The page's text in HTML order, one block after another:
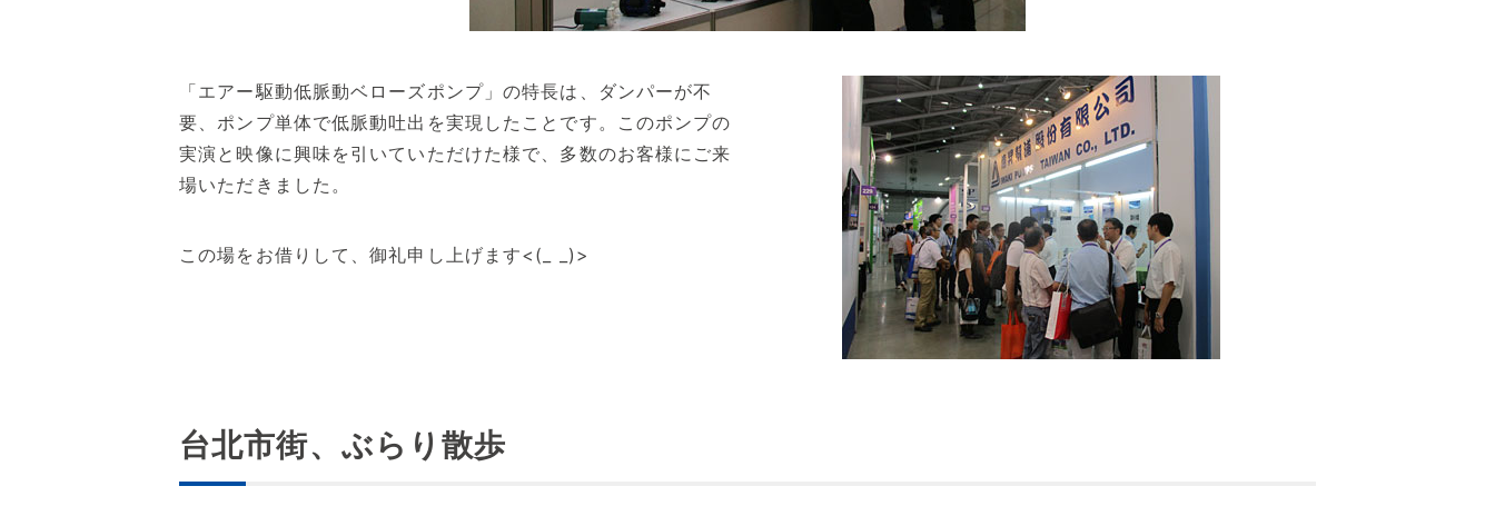
「エアー駆動低脈動ベローズポンプ」の特長は、ダンパーが不
要、ポンプ単体で低脈動吐出を実現したことです。このポンプの
実演と映像に興味を引いていただけた様で、多数のお客様にご来
場いただきました。
この場をお借りして、御礼申し上げます<(_ _)>
台北市街、ぶらり散歩